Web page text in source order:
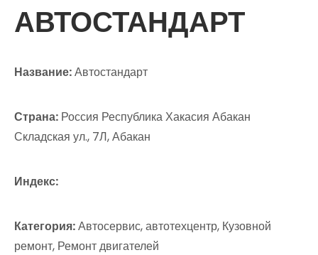
АВТОСТАНДАРТ
Название:Автостандарт
Страна: Россия Республика Хакасия Абакан
Складская ул., 7Л, Абакан
Индекс:
Категория:Автосервис, автотехцентр, Кузовной
ремонт, Ремонт двигателей